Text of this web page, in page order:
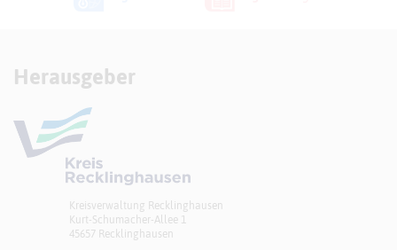
Herausgeber
Kreisverwaltung Recklinghausen
Kurt-Schumacher-Allee 1
45657 Recklinghausen